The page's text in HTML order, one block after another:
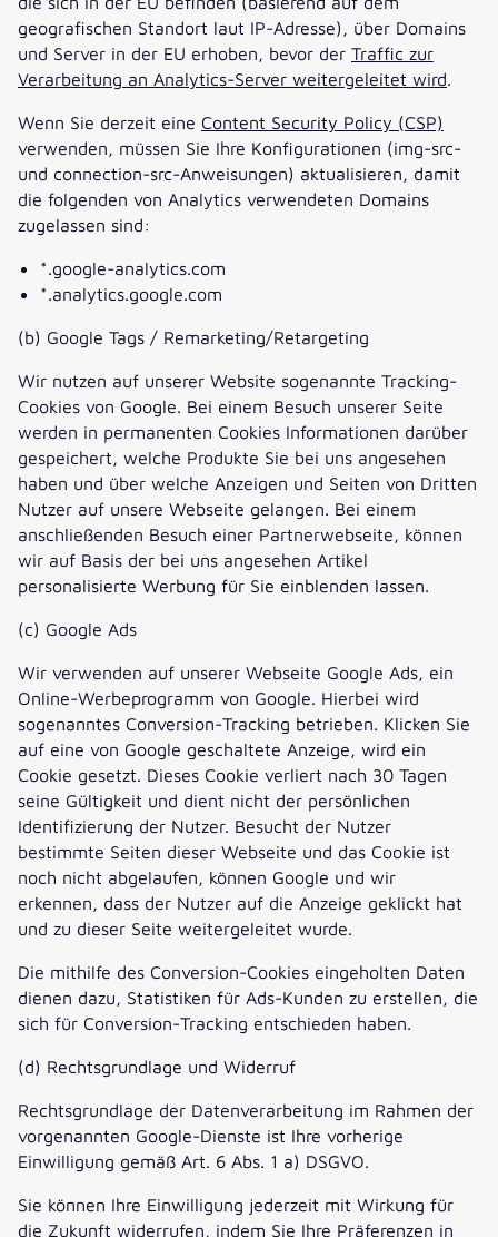
geografischen Standort laut IP-Adresse), über Domains
und Server in der EU erhoben, bevor der Traffic zur
Verarbeitung an Analytics-Server weitergeleitet wird
Wenn Sie derzeit eine Content Security Policy (CSP)
verwenden, müssen Sie Ihre Konfigurationen (img-src-
und connection-src-Anweisungen) aktualisieren, damit
die folgenden von Analytics verwendeten Domains
zugelassen sind:
*.google-analytics.com
*.analytics.google.com
(b) Google Tags / Remarketing/Retargeting
Wir nutzen auf unserer Website sogenannte Tracking-
Cookies von Google. Bei einem Besuch unserer Seite
werden in permanenten Cookies Informationen darüber
gespeichert, welche Produkte Sie bei uns angesehen
haben und über welche Anzeigen und Seiten von Dritten
Nutzer auf unsere Webseite gelangen. Bei einem
anschließenden Besuch einer Partnerwebseite, können
wir auf Basis der bei uns angesehen Artikel
personalisierte Werbung für Sie einblenden lassen.
(c) Google Ads
Wir verwenden auf unserer Webseite Google Ads, ein
Online-Werbeprogramm von Google. Hierbei wird
sogenanntes Conversion-Tracking betrieben. Klicken Sie
auf eine von Google geschaltete Anzeige, wird ein
Cookie gesetzt. Dieses Cookie verliert nach 30 Tagen
seine Gültigkeit und dient nicht der persönlichen
Identifizierung der Nutzer. Besucht der Nutzer
bestimmte Seiten dieser Webseite und das Cookie ist
noch nicht abgelaufen, können Google und wir
erkennen, dass der Nutzer auf die Anzeige geklickt hat
und zu dieser Seite weitergeleitet wurde.
Die mithilfe des Conversion-Cookies eingeholten Daten
dienen dazu, Statistiken für Ads-Kunden zu erstellen, die
sich für Conversion-Tracking entschieden haben.
(d) Rechtsgrundlage und Widerruf
Rechtsgrundlage der Datenverarbeitung im Rahmen der
vorgenannten Google-Dienste ist Ihre vorherige
Einwilligung gemäß Art. 6 Abs. 1 a) DSGVO.
Sie können Ihre Einwilligung jederzeit mit Wirkung für
die Zukunft widerrufen, indem Sie Ihre Präferenzen in